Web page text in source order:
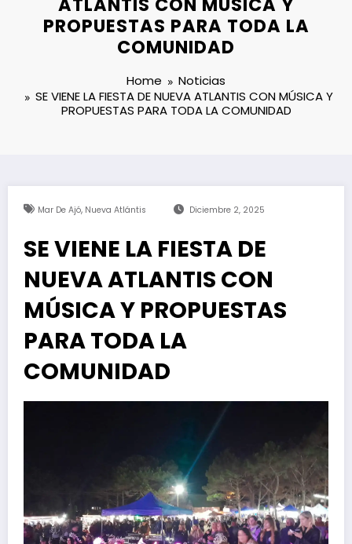
ATLANTIS CON MÚSICA Y
PROPUESTAS PARA TODA LA
COMUNIDAD
Home
Noticias
SE VIENE LA FIESTA DE NUEVA ATLANTIS CON MÚSICA Y
PROPUESTAS PARA TODA LA COMUNIDAD
Mar De Ajó, Nueva Atlántis Diciembre 2, 2025
SE VIENE LA FIESTA DE
NUEVA ATLANTIS CON
MÚSICA Y PROPUESTAS
PARA TODA LA
COMUNIDAD